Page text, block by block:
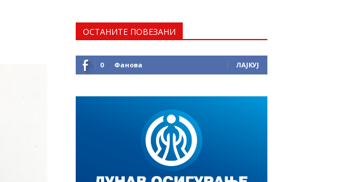
ОСТАНИТЕ ПОВЕЗАНИ
0 Фанова ЛАЈКУЈ